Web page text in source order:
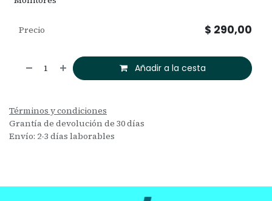
Añadir a la cesta
Precio $ 290,00
Términos y condiciones
Grantía de devolución de 30 días
Envío: 2-3 días laborables